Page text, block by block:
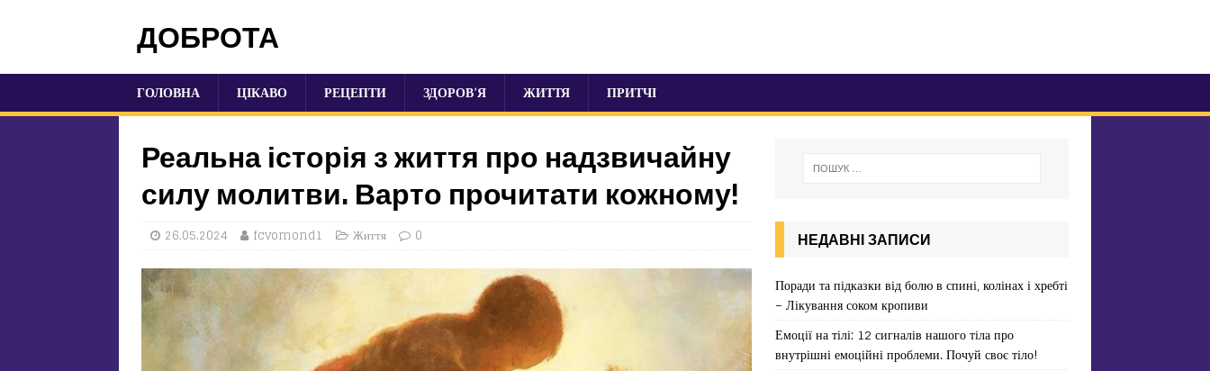
ДОБРОТА
ГОЛОВНА ЦІКАВО РЕЦЕПТИ ЗДОРОВ’Я ЖИТТЯ ПРИТЧІ
Реальна історія з життя про надзвичайну
силу молитви. Варто прочитати кожному!
26.05.2024 fcvomond1 Життя 0 НЕДАВНІ ЗАПИСИ
Поради та підказки від болю в спині, колінах і хребті
– Лікування соком кропиви
Емоції на тілі: 12 сигналів нашого тіла про
внутрішні емоційні проблеми. Почуй своє тіло!